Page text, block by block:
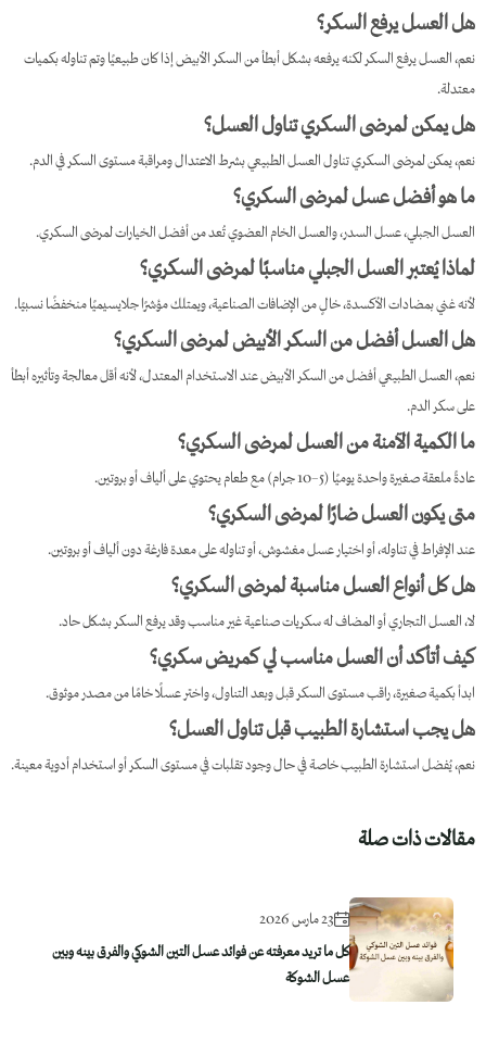
هل العسل يرفع السكر؟
نعم، العسل يرفع السكر لكنه يرفعه بشكل أبطأ من السكر الأبيض إذا كان طبيعيًا وتم تناوله بكميات
معتدلة.
هل يمكن لمرضى السكري تناول العسل؟
نعم، يمكن لمرضى السكري تناول العسل الطبيعي بشرط الاعتدال ومراقبة مستوى السكر في الدم.
ما هو أفضل عسل لمرضى السكري؟
العسل الجبلي، عسل السدر، والعسل الخام العضوي تُعد من أفضل الخيارات لمرضى السكري.
لماذا يُعتبر العسل الجبلي مناسبًا لمرضى السكري؟
لأنه غني بمضادات الأكسدة، خالٍ من الإضافات الصناعية، ويمتلك مؤشرًا جلايسيميًا منخفضًا نسبيًا.
هل العسل أفضل من السكر الأبيض لمرضى السكري؟
نعم، العسل الطبيعي أفضل من السكر الأبيض عند الاستخدام المعتدل، لأنه أقل معالجة وتأثيره أبطأ
على سكر الدم.
ما الكمية الآمنة من العسل لمرضى السكري؟
عادةً ملعقة صغيرة واحدة يوميًا (5–10 جرام) مع طعام يحتوي على ألياف أو بروتين.
متى يكون العسل ضارًا لمرضى السكري؟
عند الإفراط في تناوله، أو اختيار عسل مغشوش، أو تناوله على معدة فارغة دون ألياف أو بروتين.
هل كل أنواع العسل مناسبة لمرضى السكري؟
لا، العسل التجاري أو المضاف له سكريات صناعية غير مناسب وقد يرفع السكر بشكل حاد.
كيف أتأكد أن العسل مناسب لي كمريض سكري؟
ابدأ بكمية صغيرة، راقب مستوى السكر قبل وبعد التناول، واختر عسلًا خامًا من مصدر موثوق.
هل يجب استشارة الطبيب قبل تناول العسل؟
نعم، يُفضل استشارة الطبيب خاصة في حال وجود تقلبات في مستوى السكر أو استخدام أدوية معينة.
مقالات ذات صلة
23 مارس 2026
كل ما تريد معرفته عن فوائد عسل التين الشوكي والفرق بينه وبين
عسل الشوكة